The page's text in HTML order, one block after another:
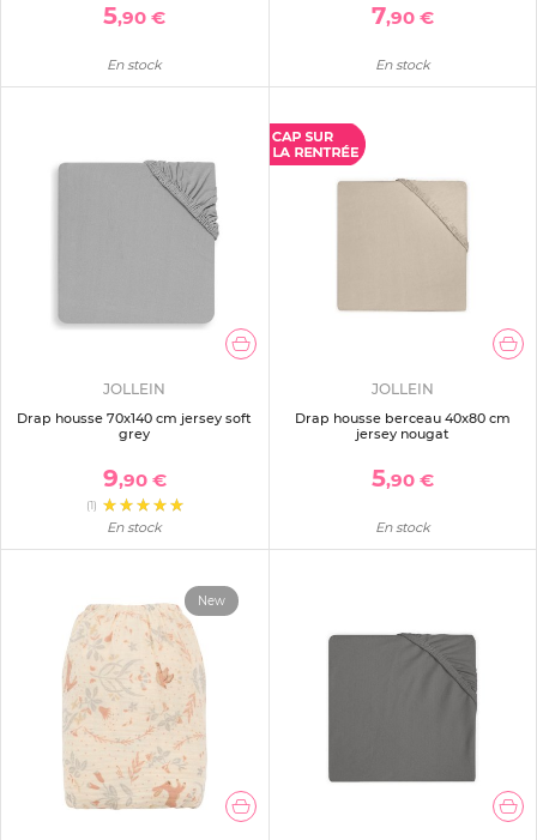
5,90 €
En stock
7,90 €
En stock
JOLLEIN
Drap housse 70x140 cm jersey soft
grey
9,90 €
(1)
En stock
JOLLEIN
Drap housse berceau 40x80 cm
jersey nougat
5,90 €
En stock
New